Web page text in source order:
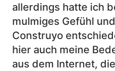
allerdings hatte ich
mulmiges Gefühl
Construyo
hier auch meine
aus dem Internet,